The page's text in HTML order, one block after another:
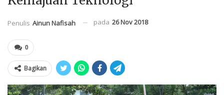
Penulis Ainun Nafisah pada 26 Nov 2018
0
Bagikan